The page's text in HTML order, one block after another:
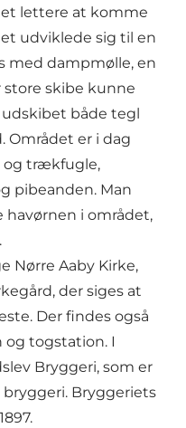
lettere at komme
udviklede sig til en
med dampmølle, en
store skibe kunne
både tegl
Området er i dag
og trækfugle,
pibeanden. Man
havørnen i området,
Nørre Aaby Kirke,
der siges at
Der findes også
togstation. I
Bryggeri, som er
Bryggeriets